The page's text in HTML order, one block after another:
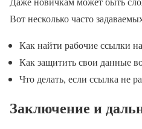
Вот несколько часто
Как найти рабочие ссылки
Как защитить свои данные
Что делать, если ссылка не
Заключение и